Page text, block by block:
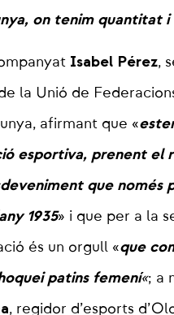
on tenim quantitat
Isabel Pérez,
la Unió de
afirmant que «
esportiva, prenent el
que només
1935» i que per a la
és un orgull «que
patins femení«; a
, regidor d’esports